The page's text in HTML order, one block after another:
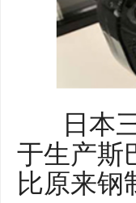
日本
于生产斯
比原来钢